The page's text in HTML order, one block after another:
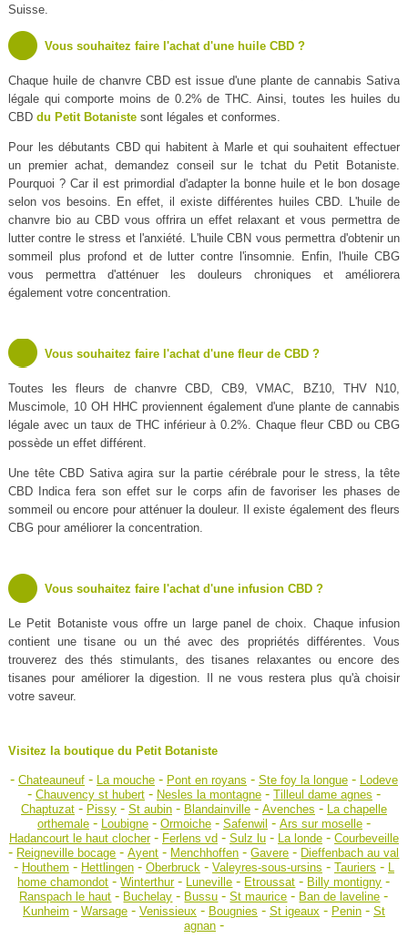
Suisse.
Vous souhaitez faire l'achat d'une huile CBD ?
Chaque huile de chanvre CBD est issue d'une plante de cannabis Sativa
légale qui comporte moins de 0.2% de THC. Ainsi, toutes les huiles du
CBD du Petit Botanistesont légales et conformes.
Pour les débutants CBD qui habitent à Marle et qui souhaitent effectuer
un premier achat, demandez conseil sur le tchat du Petit Botaniste.
Pourquoi ? Car il est primordial d'adapter la bonne huile et le bon dosage
selon vos besoins. En effet, il existe différentes huiles CBD. L'huile de
chanvre bio au CBD vous offrira un effet relaxant et vous permettra de
lutter contre le stress et l'anxiété. L'huile CBN vous permettra d'obtenir un
sommeil plus profond et de lutter contre l'insomnie. Enfin, l'huile CBG
vous permettra d'atténuer les douleurs chroniques et améliorera
également votre concentration.
Vous souhaitez faire l'achat d'une fleur de CBD ?
Toutes les fleurs de chanvre CBD, CB9, VMAC, BZ10, THV N10,
Muscimole, 10 OH HHC proviennent également d'une plante de cannabis
légale avec un taux de THC inférieur à 0.2%. Chaque fleur CBD ou CBG
possède un effet différent.
Une tête CBD Sativa agira sur la partie cérébrale pour le stress, la tête
CBD Indica fera son effet sur le corps afin de favoriser les phases de
sommeil ou encore pour atténuer la douleur. Il existe également des fleurs
CBG pour améliorer la concentration.
Vous souhaitez faire l'achat d'une infusion CBD ?
Le Petit Botaniste vous offre un large panel de choix. Chaque infusion
contient une tisane ou un thé avec des propriétés différentes. Vous
trouverez des thés stimulants, des tisanes relaxantes ou encore des
tisanes pour améliorer la digestion. Il ne vous restera plus qu'à choisir
votre saveur.
Visitez la boutique du Petit Botaniste
- Chateauneuf- La mouche- Pont en royans - Ste foy la longue- Lodeve
- Chauvency st hubert- Nesles la montagne- Tilleul dame agnes -
Chaptuzat- Pissy- St aubin- Blandainville- Avenches - La chapelle
orthemale- Loubigne- Ormoiche- Safenwil - Ars sur moselle-
Hadancourt le haut clocher- Ferlens vd- Sulz lu- La londe- Courbeveille
- Reigneville bocage -Ayent - Menchhoffen -Gavere - Dieffenbach au val
- Houthem - Hettlingen- Oberbruck - Valeyres-sous-ursins - Tauriers - L
home chamondot -Winterthur- Luneville - Etroussat - Billy montigny -
Ranspach le haut - Buchelay - Bussu -St maurice - Ban de laveline -
Kunheim - Warsage- Venissieux - Bougnies - St igeaux - Penin- St
agnan-